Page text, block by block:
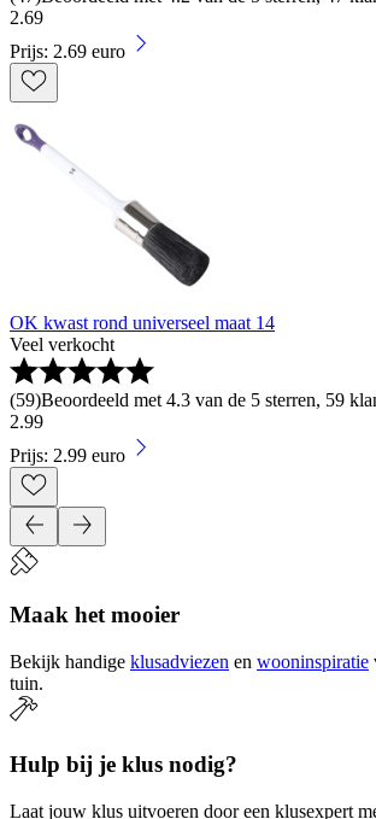
2.69
Prijs: 2.69 euro
OK kwast rond universeel maat 14
Veel verkocht
(59)Beoordeeld met 4.3 van de 5 sterren, 59
2.99
Prijs: 2.99 euro
Maak het mooier
Bekijk handige klusadviezen en wooninspiratie
tuin.
Hulp bij je klus nodig?
Laat jouw klus uitvoeren door een klusexpert